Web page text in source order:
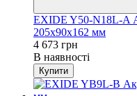
EXIDE Y50-N18L-A
205х90х162 мм
4 673 грн
В наявності
Купити